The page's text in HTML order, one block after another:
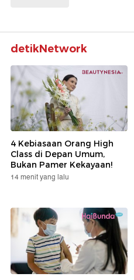
detikNetwork
4 Kebiasaan Orang High
Class di Depan Umum,
Bukan Pamer Kekayaan!
14 menit yang lalu